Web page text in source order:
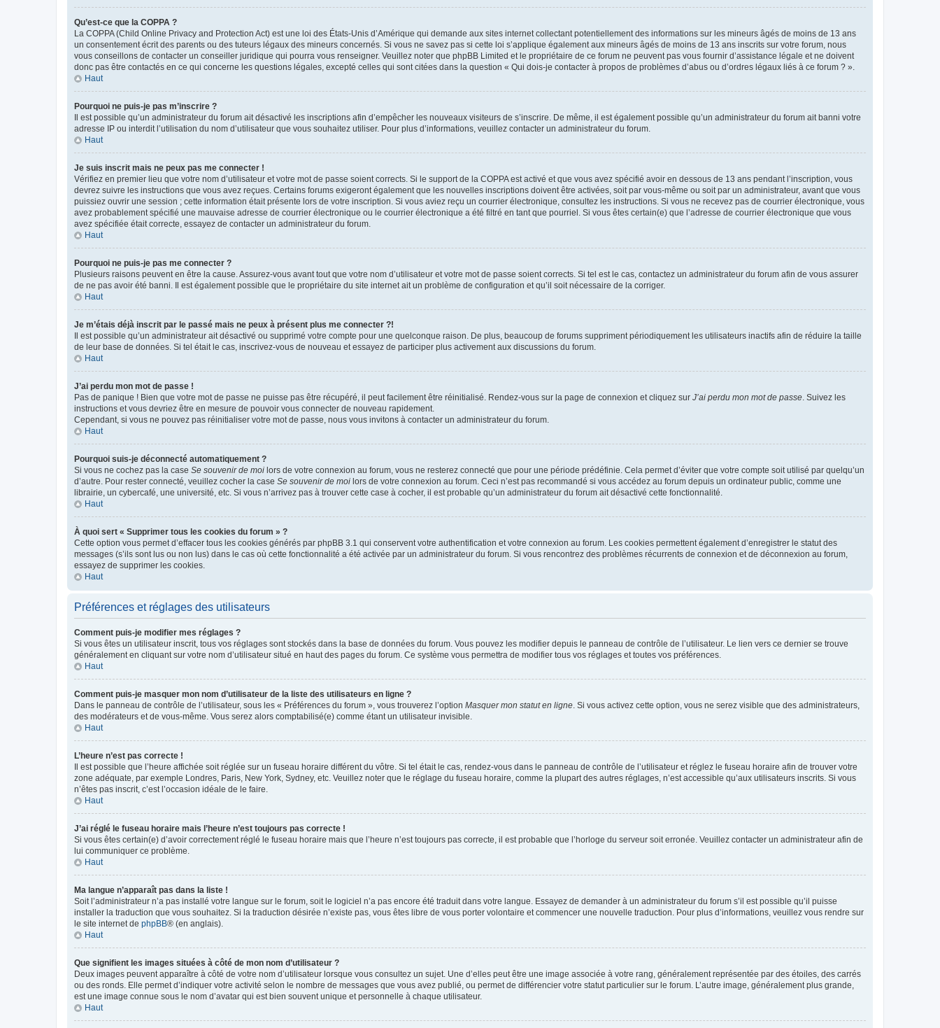
Qu’est-ce que la COPPA ?
La COPPA (Child Online Privacy and Protection Act) est une loi des États-Unis d’Amérique qui demande aux sites internet collectant potentiellement des informations sur les mineurs âgés de moins de 13 ans
un consentement écrit des parents ou des tuteurs légaux des mineurs concernés. Si vous ne savez pas si cette loi s’applique également aux mineurs âgés de moins de 13 ans inscrits sur votre forum, nous
vous conseillons de contacter un conseiller juridique qui pourra vous renseigner. Veuillez noter que phpBB Limited et le propriétaire de ce forum ne peuvent pas vous fournir d’assistance légale et ne doivent
donc pas être contactés en ce qui concerne les questions légales, excepté celles qui sont citées dans la question « Qui dois-je contacter à propos de problèmes d’abus ou d’ordres légaux liés à ce forum ? ».
Haut
Pourquoi ne puis-je pas m’inscrire ?
Il est possible qu’un administrateur du forum ait désactivé les inscriptions afin d’empêcher les nouveaux visiteurs de s’inscrire. De même, il est également possible qu’un administrateur du forum ait banni votre
adresse IP ou interdit l’utilisation du nom d’utilisateur que vous souhaitez utiliser. Pour plus d’informations, veuillez contacter un administrateur du forum.
Haut
Je suis inscrit mais ne peux pas me connecter !
Vérifiez en premier lieu que votre nom d’utilisateur et votre mot de passe soient corrects. Si le support de la COPPA est activé et que vous avez spécifié avoir en dessous de 13 ans pendant l’inscription, vous
devrez suivre les instructions que vous avez reçues. Certains forums exigeront également que les nouvelles inscriptions doivent être activées, soit par vous-même ou soit par un administrateur, avant que vous
puissiez ouvrir une session ; cette information était présente lors de votre inscription. Si vous aviez reçu un courrier électronique, consultez les instructions. Si vous ne recevez pas de courrier électronique, vous
avez probablement spécifié une mauvaise adresse de courrier électronique ou le courrier électronique a été filtré en tant que pourriel. Si vous êtes certain(e) que l’adresse de courrier électronique que vous
avez spécifiée était correcte, essayez de contacter un administrateur du forum.
Haut
Pourquoi ne puis-je pas me connecter ?
Plusieurs raisons peuvent en être la cause. Assurez-vous avant tout que votre nom d’utilisateur et votre mot de passe soient corrects. Si tel est le cas, contactez un administrateur du forum afin de vous assurer
de ne pas avoir été banni. Il est également possible que le propriétaire du site internet ait un problème de configuration et qu’il soit nécessaire de la corriger.
Haut
Je m’étais déjà inscrit par le passé mais ne peux à présent plus me connecter ?!
Il est possible qu’un administrateur ait désactivé ou supprimé votre compte pour une quelconque raison. De plus, beaucoup de forums suppriment périodiquement les utilisateurs inactifs afin de réduire la taille
de leur base de données. Si tel était le cas, inscrivez-vous de nouveau et essayez de participer plus activement aux discussions du forum.
Haut
J’ai perdu mon mot de passe !
Pas de panique ! Bien que votre mot de passe ne puisse pas être récupéré, il peut facilement être réinitialisé. Rendez-vous sur la page de connexion et cliquez sur J’ai perdu mon mot de passe . Suivez les
instructions et vous devriez être en mesure de pouvoir vous connecter de nouveau rapidement.
Cependant, si vous ne pouvez pas réinitialiser votre mot de passe, nous vous invitons à contacter un administrateur du forum.
Haut
Pourquoi suis-je déconnecté automatiquement ?
Si vous ne cochez pas la case Se souvenir de moi lors de votre connexion au forum, vous ne resterez connecté que pour une période prédéfinie. Cela permet d’éviter que votre compte soit utilisé par quelqu’un
d’autre. Pour rester connecté, veuillez cocher la case Se souvenir de moi lors de votre connexion au forum. Ceci n’est pas recommandé si vous accédez au forum depuis un ordinateur public, comme une
librairie, un cybercafé, une université, etc. Si vous n’arrivez pas à trouver cette case à cocher, il est probable qu’un administrateur du forum ait désactivé cette fonctionnalité.
Haut
À quoi sert « Supprimer tous les cookies du forum » ?
Cette option vous permet d’effacer tous les cookies générés par phpBB 3.1 qui conservent votre authentification et votre connexion au forum. Les cookies permettent également d’enregistrer le statut des
messages (s’ils sont lus ou non lus) dans le cas où cette fonctionnalité a été activée par un administrateur du forum. Si vous rencontrez des problèmes récurrents de connexion et de déconnexion au forum,
essayez de supprimer les cookies.
Haut
Préférences et réglages des utilisateurs
Comment puis-je modifier mes réglages ?
Si vous êtes un utilisateur inscrit, tous vos réglages sont stockés dans la base de données du forum. Vous pouvez les modifier depuis le panneau de contrôle de l’utilisateur. Le lien vers ce dernier se trouve
généralement en cliquant sur votre nom d’utilisateur situé en haut des pages du forum. Ce système vous permettra de modifier tous vos réglages et toutes vos préférences.
Haut
Comment puis-je masquer mon nom d’utilisateur de la liste des utilisateurs en ligne ?
Dans le panneau de contrôle de l’utilisateur, sous les « Préférences du forum », vous trouverez l’option Masquer mon statut en ligne . Si vous activez cette option, vous ne serez visible que des administrateurs,
des modérateurs et de vous-même. Vous serez alors comptabilisé(e) comme étant un utilisateur invisible.
Haut
L’heure n’est pas correcte !
Il est possible que l’heure affichée soit réglée sur un fuseau horaire différent du vôtre. Si tel était le cas, rendez-vous dans le panneau de contrôle de l’utilisateur et réglez le fuseau horaire afin de trouver votre
zone adéquate, par exemple Londres, Paris, New York, Sydney, etc. Veuillez noter que le réglage du fuseau horaire, comme la plupart des autres réglages, n’est accessible qu’aux utilisateurs inscrits. Si vous
n’êtes pas inscrit, c’est l’occasion idéale de le faire.
Haut
J’ai réglé le fuseau horaire mais l’heure n’est toujours pas correcte !
Si vous êtes certain(e) d’avoir correctement réglé le fuseau horaire mais que l’heure n’est toujours pas correcte, il est probable que l’horloge du serveur soit erronée. Veuillez contacter un administrateur afin de
lui communiquer ce problème.
Haut
Ma langue n’apparaît pas dans la liste !
Soit l’administrateur n’a pas installé votre langue sur le forum, soit le logiciel n’a pas encore été traduit dans votre langue. Essayez de demander à un administrateur du forum s’il est possible qu’il puisse
installer la traduction que vous souhaitez. Si la traduction désirée n’existe pas, vous êtes libre de vous porter volontaire et commencer une nouvelle traduction. Pour plus d’informations, veuillez vous rendre sur
le site internet de phpBB® (en anglais).
Haut
Que signifient les images situées à côté de mon nom d’utilisateur ?
Deux images peuvent apparaître à côté de votre nom d’utilisateur lorsque vous consultez un sujet. Une d’elles peut être une image associée à votre rang, généralement représentée par des étoiles, des carrés
ou des ronds. Elle permet d’indiquer votre activité selon le nombre de messages que vous avez publié, ou permet de différencier votre statut particulier sur le forum. L’autre image, généralement plus grande,
est une image connue sous le nom d’avatar qui est bien souvent unique et personnelle à chaque utilisateur.
Haut